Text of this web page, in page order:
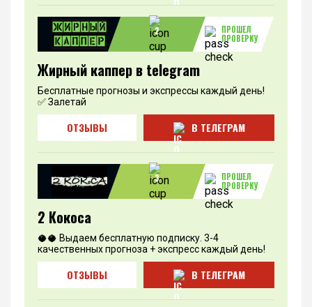
2
ПРОШЕЛ
ПРОВЕРКУ
Жирный каппер в telegram
Бесплатные прогнозы и экспрессы каждый день!
✅ Залетай
ОТЗЫВЫ В ТЕЛЕГРАМ
3
ПРОШЕЛ
ПРОВЕРКУ
2 Кокоса
🥥🥥 Выдаем бесплатную подписку. 3-4
качественных прогноза + экспресс каждый день!
ОТЗЫВЫ В ТЕЛЕГРАМ